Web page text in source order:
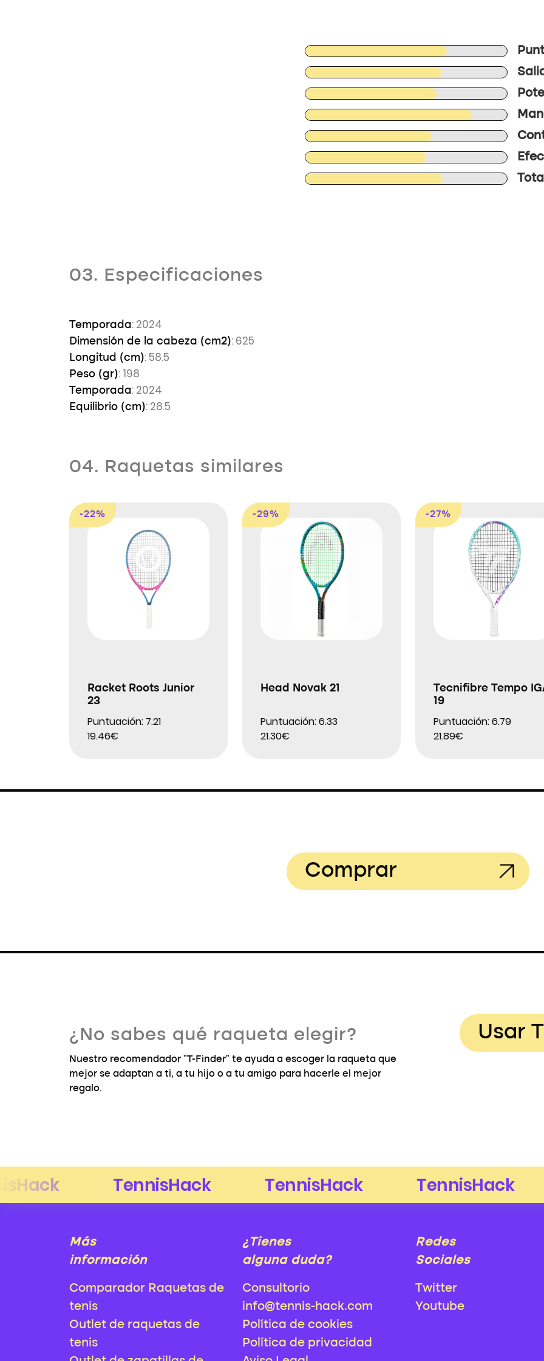
03. Especificaciones
Temporada: 2024
Dimensión de la cabeza (cm2): 625
Longitud (cm): 58.5
Peso (gr): 198
Temporada: 2024
Equilibrio (cm): 28.5
04. Raquetas similares
-22%
Racket Roots Junior
23
Puntuación: 7.21
19.46€
-29%
Head Novak 21
Puntuación: 6.33
21.30€
-27%
Tecnifibre Tempo
19
Puntuación: 6.79
21.89€
Comprar
¿No sabes qué raqueta elegir?
Nuestro recomendador "T-Finder" te ayuda a escoger la raqueta que
mejor se adaptan a ti, a tu hijo o a tu amigo para hacerle el mejor
regalo.
Usar
Más
información
Comparador Raquetas de
tenis
Outlet de raquetas de
tenis
¿Tienes
alguna duda?
Consultorio
info@tennis-hack.com
Política de cookies
Política de privacidad
Redes
Sociales
Twitter
Youtube